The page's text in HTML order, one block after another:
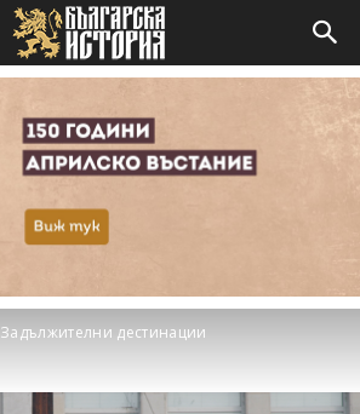
Задължителни дестинации